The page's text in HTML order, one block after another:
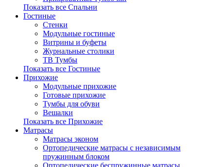
Показать все Спальни
Гостиные
Стенки
Модульные гостиные
Витрины и буфеты
Журнальные столики
ТВ Тумбы
Показать все Гостиные
Прихожие
Модульные прихожие
Готовые прихожие
Тумбы для обуви
Вешалки
Показать все Прихожие
Матрасы
Матрасы эконом
Ортопедические матрасы с независимым
пружинным блоком
Ортопедические беспружинные матрасы